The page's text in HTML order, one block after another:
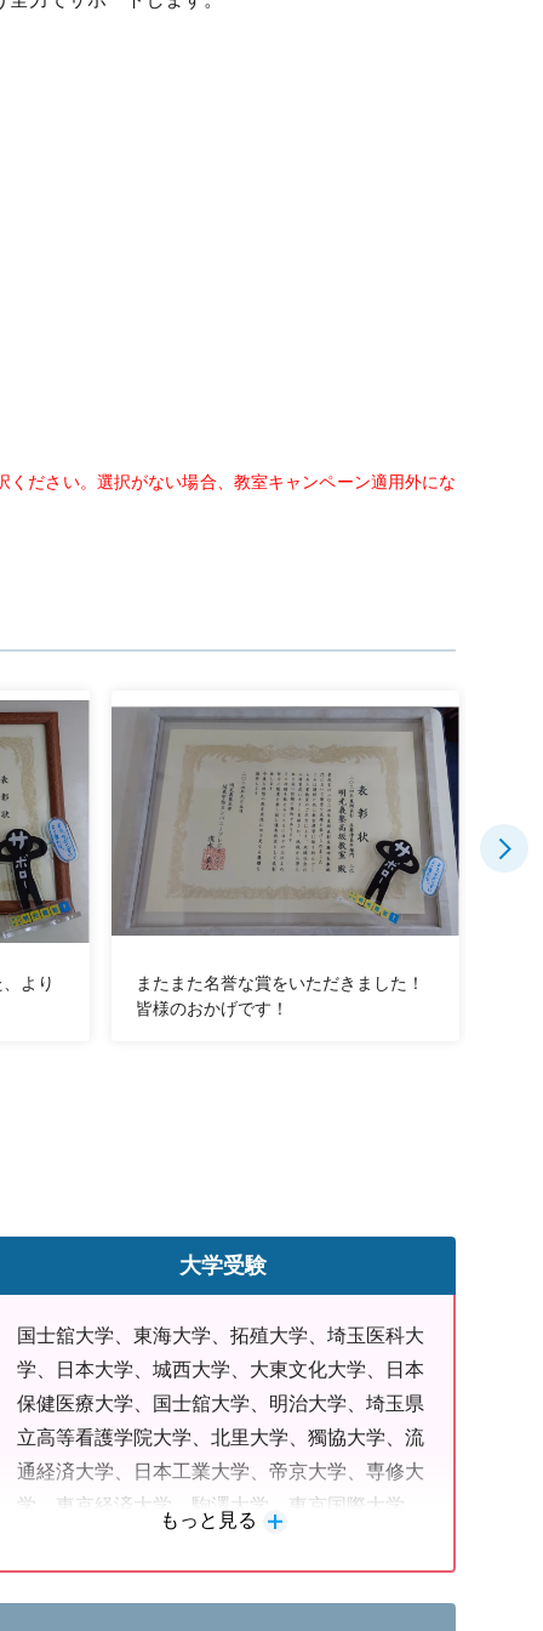
ください。選択がない場合、教室キャンペーン適用外にな
より
またまた名誉な賞をいただきました！
皆様のおかげです！
大学受験
国士舘大学、東海大学、拓殖大学、埼玉医科大
学、日本大学、城西大学、大東文化大学、日本
保健医療大学、国士舘大学、明治大学、埼玉県
立高等看護学院大学、北里大学、獨協大学、流
通経済大学、日本工業大学、帝京大学、専修大
学、東京経済大学、駒澤大学、東京国際大学、
大学、文京学院大学、玉川大学、文教大学、
もっと見る